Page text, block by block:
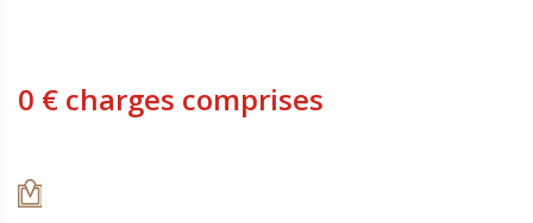
0 € charges comprises